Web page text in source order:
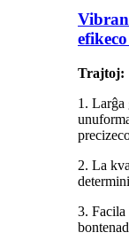
Trajtoj:
1. Larĝa
2. La
3. Facila